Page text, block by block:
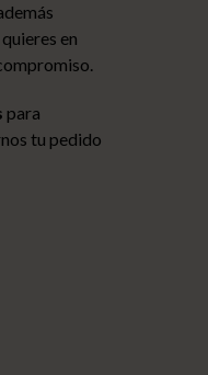
en
para
tu pedido